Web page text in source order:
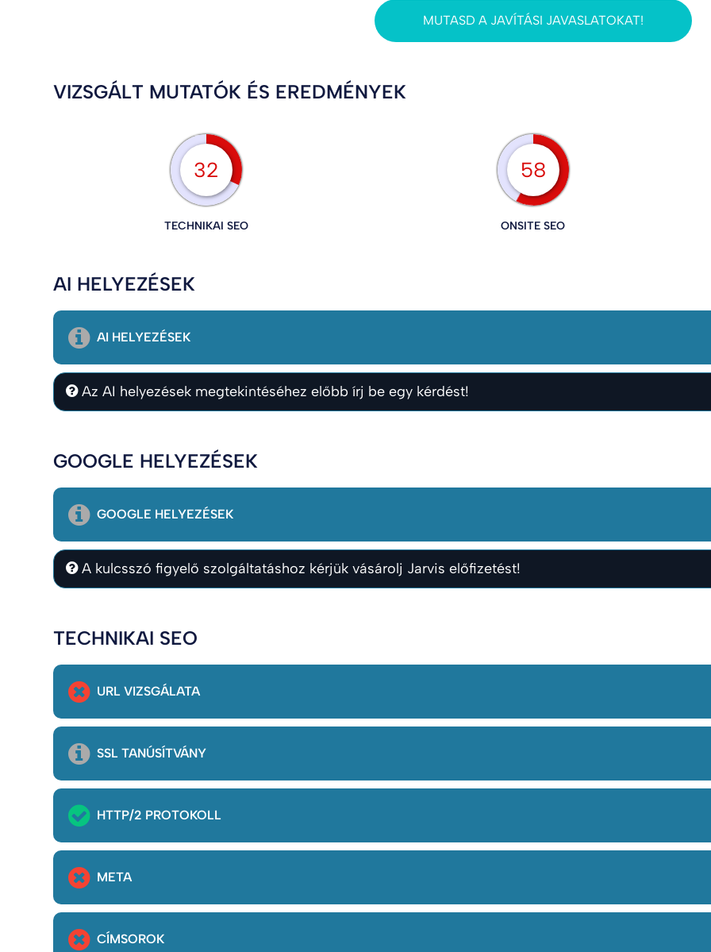
MUTASD A JAVÍTÁSI JAVASLATOKAT!
VIZSGÁLT MUTATÓK ÉS EREDMÉNYEK
32
TECHNIKAI SEO
58
ONSITE SEO
AI HELYEZÉSEK
AI HELYEZÉSEK
Az AI helyezések megtekintéséhez előbb írj be egy kérdést!
GOOGLE HELYEZÉSEK
GOOGLE HELYEZÉSEK
A kulcsszó figyelő szolgáltatáshoz kérjük vásárolj Jarvis előfizetést!
TECHNIKAI SEO
URL VIZSGÁLATA
SSL TANÚSÍTVÁNY
HTTP/2 PROTOKOLL
META
CÍMSOROK